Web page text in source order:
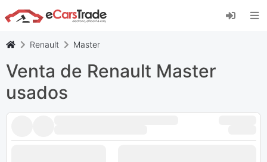
Instala la aplicación web de eCarsTrade,
añádela a tu pantalla de inicio y recibe
Renault Master
Venta de Renault Master
usados